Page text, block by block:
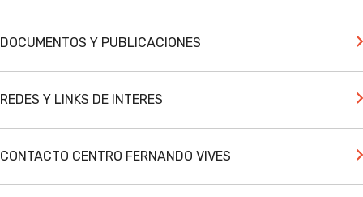
DOCUMENTOS Y PUBLICACIONES
REDES Y LINKS DE INTERES
CONTACTO CENTRO FERNANDO VIVES